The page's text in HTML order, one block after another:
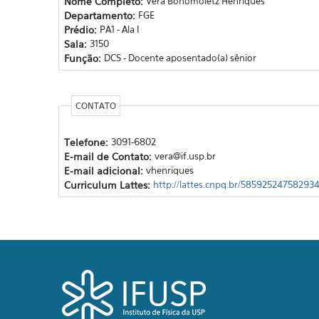
Departamento: FGE
Prédio: PA1 - Ala I
Sala: 3150
Função: DCS - Docente aposentado(a) sênior
CONTATO
Telefone: 3091-6802
E-mail de Contato: vera@if.usp.br
E-mail adicional: vhenriques
Curriculum Lattes: http://lattes.cnpq.br/